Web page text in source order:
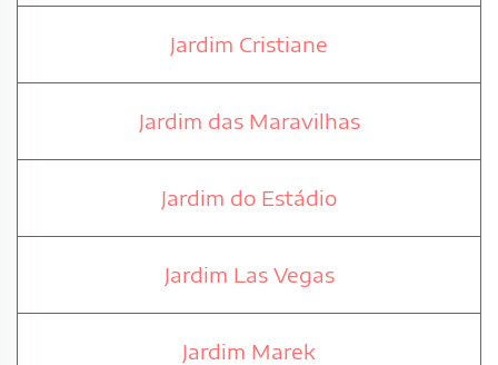
Jardim Cristiane
Jardim das Maravilhas
Jardim do Estádio
Jardim Las Vegas
Jardim Marek